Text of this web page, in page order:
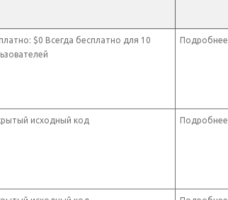
$0 Всегда бесплатно для 10
Подробнее
исходный код Подробнее